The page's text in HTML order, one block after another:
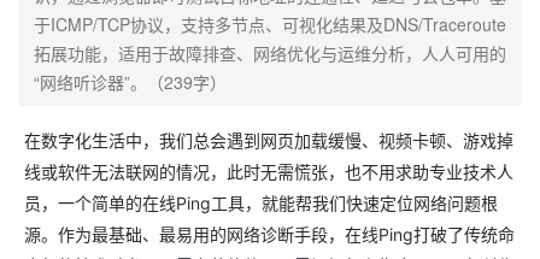
于ICMP/TCP协议，支持多节点、可视化结果及DNS/Traceroute
拓展功能，适用于故障排查、网络优化与运维分析，人人可用的
“网络听诊器”。（239字）
在数字化生活中，我们总会遇到网页加载缓慢、视频卡顿、游戏掉
线或软件无法联网的情况，此时无需慌张，也不用求助专业技术人
员，一个简单的在线Ping工具，就能帮我们快速定位网络问题根
源。作为最基础、最易用的网络诊断手段，在线Ping打破了传统命